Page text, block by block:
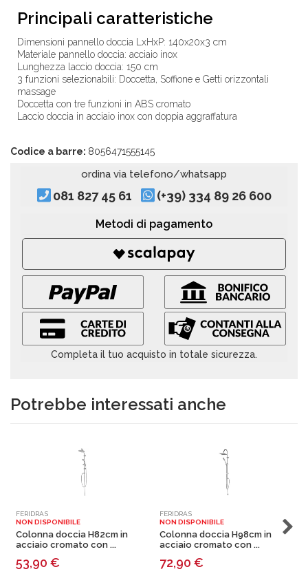
Principali caratteristiche
Dimensioni pannello doccia LxHxP: 140x20x3 cm
Materiale pannello doccia: acciaio inox
Lunghezza laccio doccia: 150 cm
3 funzioni selezionabili: Doccetta, Soffione e Getti orizzontali
massage
Doccetta con tre funzioni in ABS cromato
Laccio doccia in acciaio inox con doppia aggraffatura
Codice a barre: 8056471555145
ordina via telefono/whatsapp
081 827 45 61 (+39) 334 89 26 600
Metodi di pagamento
Completa il tuo acquisto in totale sicurezza.
Potrebbe interessati anche
FERIDRAS
NON DISPONIBILE
Colonna doccia H82cm in
acciaio cromato con ...
53,90 €
FERIDRAS
NON DISPONIBILE
Colonna doccia H98cm in
acciaio cromato con ...
72,90 €